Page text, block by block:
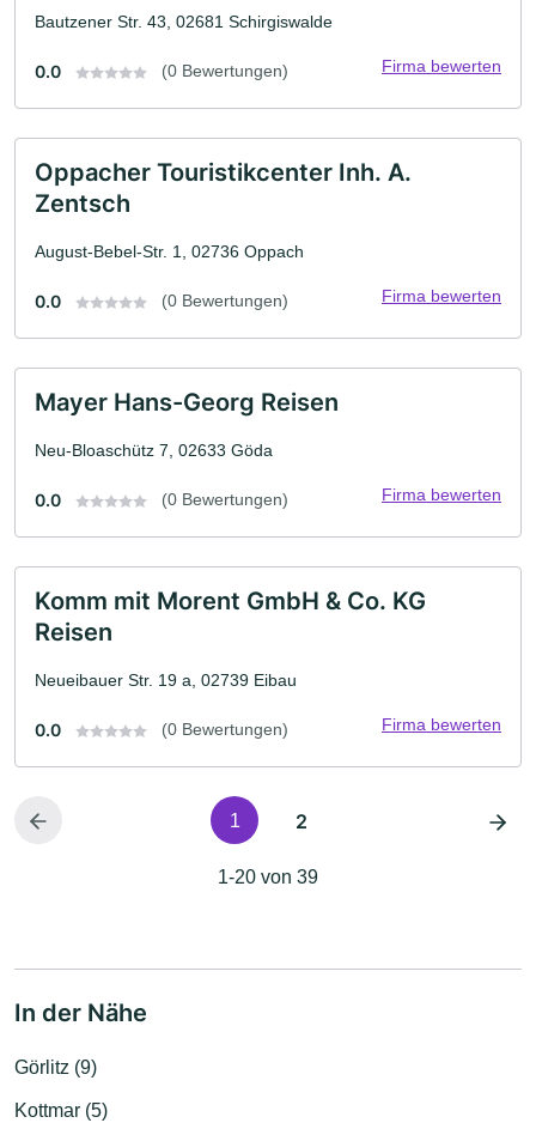
Bautzener Str. 43, 02681 Schirgiswalde
0.0 (0 Bewertungen) Firma bewerten
Oppacher Touristikcenter Inh. A.
Zentsch
August-Bebel-Str. 1, 02736 Oppach
0.0 (0 Bewertungen) Firma bewerten
Mayer Hans-Georg Reisen
Neu-Bloaschütz 7, 02633 Göda
0.0 (0 Bewertungen) Firma bewerten
Komm mit Morent GmbH & Co. KG
Reisen
Neueibauer Str. 19 a, 02739 Eibau
0.0 (0 Bewertungen) Firma bewerten
1 2
1-20 von 39
In der Nähe
Görlitz (9)
Kottmar (5)